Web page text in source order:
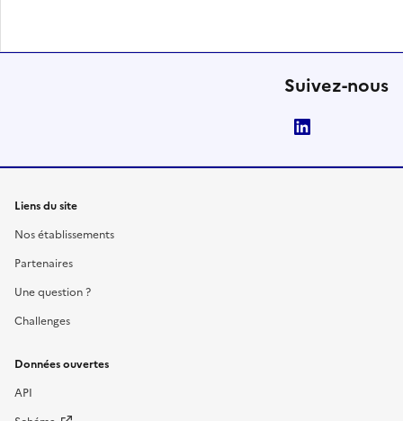
Suivez-nous
Liens du site
Nos établissements
Partenaires
Une question ?
Challenges
Données ouvertes
API